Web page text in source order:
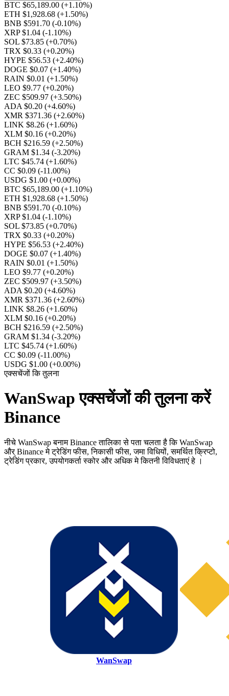
BTC $65,189.00 (+1.10%)
ETH $1,928.68 (+1.50%)
BNB $591.70 (-0.10%)
XRP $1.04 (-1.10%)
SOL $73.85 (+0.70%)
TRX $0.33 (+0.20%)
HYPE $56.53 (+2.40%)
DOGE $0.07 (+1.40%)
RAIN $0.01 (+1.50%)
LEO $9.77 (+0.20%)
ZEC $509.97 (+3.50%)
ADA $0.20 (+4.60%)
XMR $371.36 (+2.60%)
LINK $8.26 (+1.60%)
XLM $0.16 (+0.20%)
BCH $216.59 (+2.50%)
GRAM $1.34 (-3.20%)
LTC $45.74 (+1.60%)
CC $0.09 (-11.00%)
USDG $1.00 (+0.00%)
BTC $65,189.00 (+1.10%)
ETH $1,928.68 (+1.50%)
BNB $591.70 (-0.10%)
XRP $1.04 (-1.10%)
SOL $73.85 (+0.70%)
TRX $0.33 (+0.20%)
HYPE $56.53 (+2.40%)
DOGE $0.07 (+1.40%)
RAIN $0.01 (+1.50%)
LEO $9.77 (+0.20%)
ZEC $509.97 (+3.50%)
ADA $0.20 (+4.60%)
XMR $371.36 (+2.60%)
LINK $8.26 (+1.60%)
XLM $0.16 (+0.20%)
BCH $216.59 (+2.50%)
GRAM $1.34 (-3.20%)
LTC $45.74 (+1.60%)
CC $0.09 (-11.00%)
USDG $1.00 (+0.00%)
एक्सचेंजों कि तुलना
WanSwap एक्सचेंजों की तुलना करें
Binance
नीचे WanSwap बनाम Binance तालिका से पता चलता है कि WanSwap
और् Binance मे ट्रेडिंग फीस, निकासी फीस, जमा विधियों, समर्थित क्रिप्टो,
ट्रेडिंग प्रकार, उपयोगकर्ता स्कोर और अधिक मे कितनी विविधताएं हे ।
WanSwap